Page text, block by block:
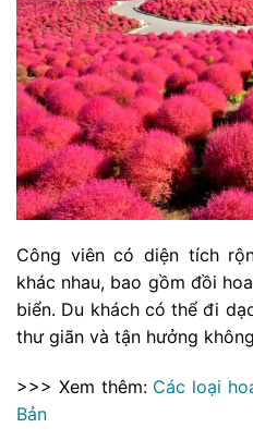
Công viên có diện tích
khác nhau, bao gồm đồi
biển. Du khách có thể đi
thư giãn và tận hưởng
>>> Xem thêm: Các loại
Bản